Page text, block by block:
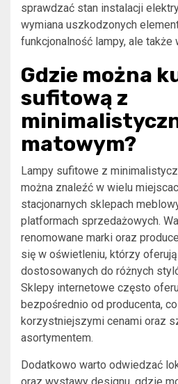
sprawdzać stan instalacji
wymiana uszkodzonych
funkcjonalność lampy, ale także
Gdzie można
sufitową z
matowym?
Lampy sufitowe z
można znaleźć w wielu
stacjonarnych sklepach
platformach sprzedażowych.
renomowane marki oraz
się w oświetleniu, którzy
dostosowanych do różnych
Sklepy internetowe często
bezpośrednio od producenta,
korzystniejszymi cenami oraz
asortymentem.
Dodatkowo warto odwiedzać